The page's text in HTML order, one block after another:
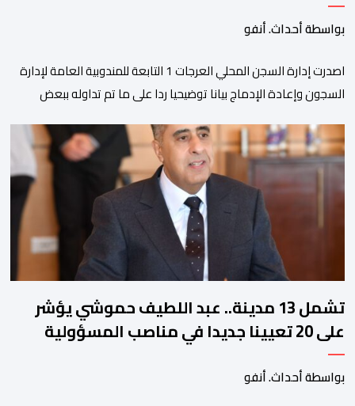
بواسطة أحداث. أنفو
اصدرت إدارة السجن المحلي العرجات 1 التابعة للمندوبية العامة لإدارة
السجون وإعادة الإدماج بيانا توضيحيا ردا على ما تم تداوله ببعض
زيان، المعتقل بالمؤسسة ذاتها، وذلك لتنوير الرأي العام بالحقائق
والمعطيات الدقيقة.واوضحت إدارة المؤسسة السجنية أن المعني
بالأمر يستفيد منذ إيداعه من تتبع طبي منتظم ومستمر وفقا […]
تشمل 13 مدينة.. عبد اللطيف حموشي يؤشر
على 20 تعيينا جديدا في مناصب المسؤولية
بمصالح الأمن الوطني
بواسطة أحداث. أنفو